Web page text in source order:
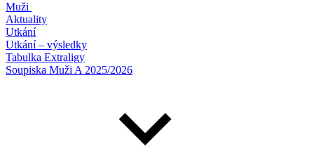
Muži
Aktuality
Utkání
Utkání – výsledky
Tabulka Extraligy
Soupiska Muži A 2025/2026